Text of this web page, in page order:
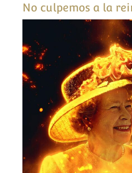
No culpemos a la